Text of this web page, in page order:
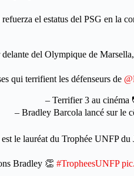
el estatus del PSG en la
del Olympique de
qui terrifient les défenseurs de
– Terrifier 3 au cinéma
– Bradley Barcola lancé sur le
le lauréat du Trophée UNFP
Bradley 👏 #TropheesUNFP